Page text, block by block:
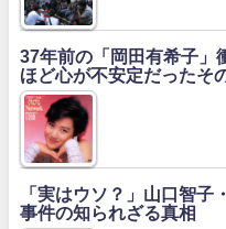
37年前の「岡田有希子
ほど心が不安定だったそ
「実はウソ？」山口智
事件の知られざる真相